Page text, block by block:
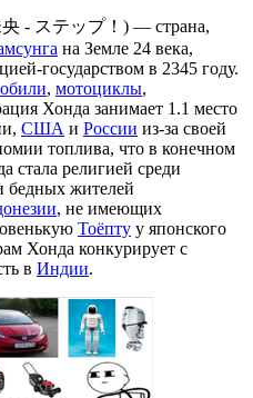
- ステップ！) — страна,
на Земле 24 века,
государством в 2345 году.
, мотоциклы,
Хонда занимает 1.1 место
США и России из-за своей
топлива, что в конечном
стала религией среди
бедных жителей
, не имеющих
Тоёпту у японского
Хонда конкурирует с
в Индии.